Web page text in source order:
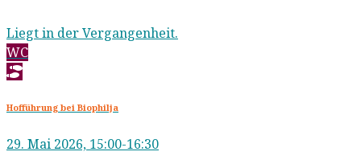
Liegt in der Vergangenheit.
WC
Hofführung bei Biophilja
29. Mai 2026, 15:00-16:30